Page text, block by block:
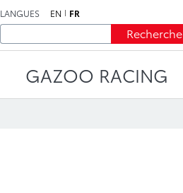
LANGUES EN FR
Recherche
GAZOO RACING